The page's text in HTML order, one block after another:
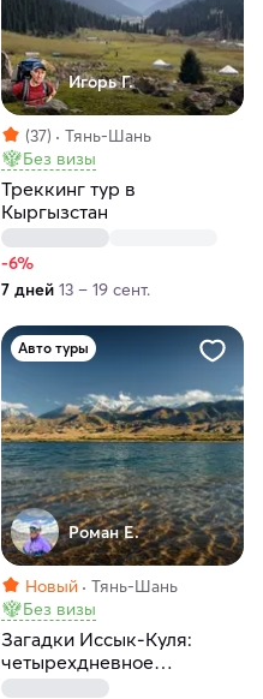
Игорь Г.
(37)
Тянь-Шань
Без визы
Треккинг тур в
Кыргызстан
-6%
7 дней 13 – 19 сент.
Авто туры
Роман Е.
Новый
Тянь-Шань
Без визы
Загадки Иссык-Куля:
четырехдневное
приключение в Киргизии